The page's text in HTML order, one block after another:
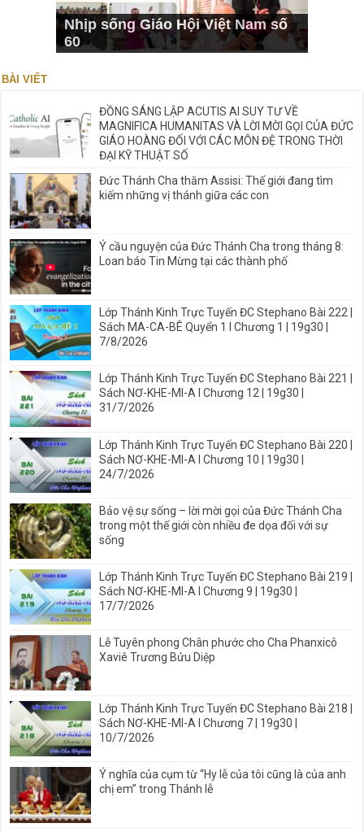
Nhịp sống Giáo Hội Việt Nam số
60
BÀI VIẾT
ĐỒNG SÁNG LẬP ACUTIS AI SUY TƯ VỀ
MAGNIFICA HUMANITAS VÀ LỜI MỜI GỌI CỦA ĐỨC
GIÁO HOÀNG ĐỐI VỚI CÁC MÔN ĐỆ TRONG THỜI
ĐẠI KỸ THUẬT SỐ
Đức Thánh Cha thăm Assisi: Thế giới đang tìm
kiếm những vị thánh giữa các con
Ý cầu nguyện của Đức Thánh Cha trong tháng 8:
Loan báo Tin Mừng tại các thành phố
Lớp Thánh Kinh Trực Tuyến ĐC Stephano Bài 222 |
Sách MA-CA-BÊ Quyển 1 I Chương 1 | 19g30 |
7/8/2026
Lớp Thánh Kinh Trực Tuyến ĐC Stephano Bài 221 |
Sách NƠ-KHE-MI-A I Chương 12 | 19g30 |
31/7/2026
Lớp Thánh Kinh Trực Tuyến ĐC Stephano Bài 220 |
Sách NƠ-KHE-MI-A I Chương 10 | 19g30 |
24/7/2026
Bảo vệ sự sống – lời mời gọi của Đức Thánh Cha
trong một thế giới còn nhiều đe dọa đối với sự
sống
Lớp Thánh Kinh Trực Tuyến ĐC Stephano Bài 219 |
Sách NƠ-KHE-MI-A I Chương 9 | 19g30 |
17/7/2026
Lễ Tuyên phong Chân phước cho Cha Phanxicô
Xaviê Trương Bửu Diệp
Lớp Thánh Kinh Trực Tuyến ĐC Stephano Bài 218 |
Sách NƠ-KHE-MI-A I Chương 7 | 19g30 |
10/7/2026
Ý nghĩa của cụm từ “Hy lễ của tôi cũng là của anh
chị em” trong Thánh lễ